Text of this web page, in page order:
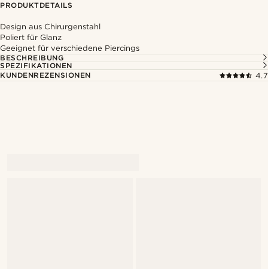
PRODUKTDETAILS
Design aus Chirurgenstahl
Poliert für Glanz
Geeignet für verschiedene Piercings
BESCHREIBUNG
SPEZIFIKATIONEN
KUNDENREZENSIONEN
4.7